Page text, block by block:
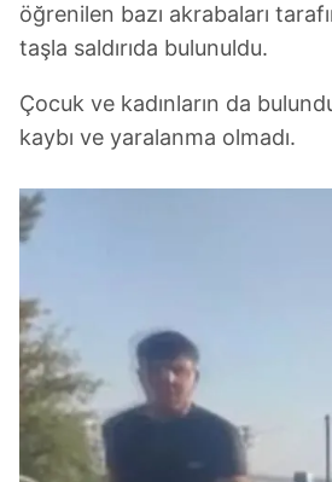
öğrenilen bazı akrabaları
taşla saldırıda bulunuldu.
Çocuk ve kadınların da
kaybı ve yaralanma olmadı.